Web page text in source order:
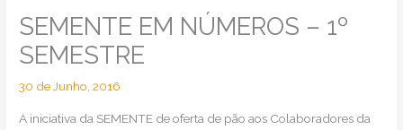
SEMENTE EM NÚMEROS – 1º
SEMESTRE
30 de Junho, 2016
A iniciativa da SEMENTE de oferta de pão aos Colaboradores da